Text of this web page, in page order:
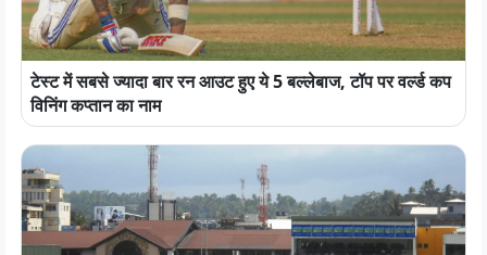
टेस्ट में सबसे ज्यादा बार रन आउट हुए ये 5 बल्लेबाज, टॉप पर वर्ल्ड कप
विनिंग कप्तान का नाम